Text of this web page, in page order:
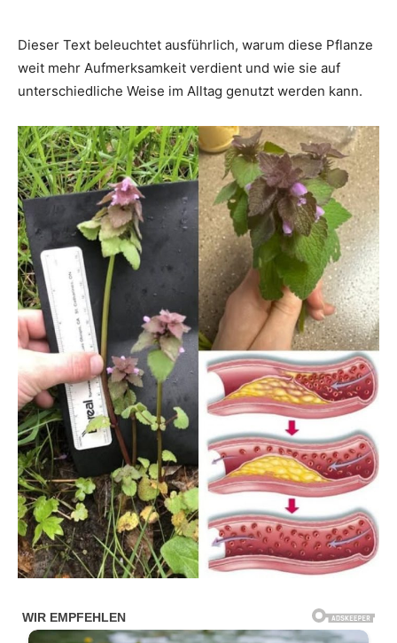
Dieser Text beleuchtet ausführlich, warum diese Pflanze
weit mehr Aufmerksamkeit verdient und wie sie auf
unterschiedliche Weise im Alltag genutzt werden kann.